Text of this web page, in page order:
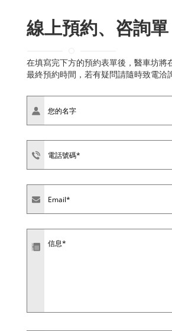
線上預約、咨詢單
在填寫完下方的預約表單後，醫車坊將
最終預約時間，若有疑問請隨時致電洽